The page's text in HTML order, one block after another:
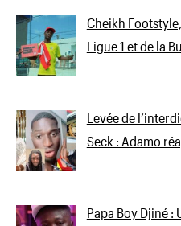
Cheikh
Ligue 1 et de la
Levée de
Seck : Adamo
Papa Boy Djiné